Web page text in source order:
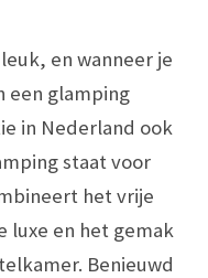
en wanneer je
een glamping
in Nederland ook
staat voor
het vrije
luxe en het gemak
Benieuwd